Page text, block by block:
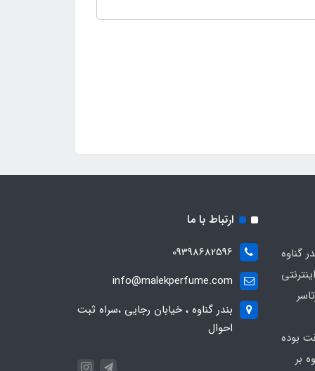
گناوه
بوده
بر
ارتباط با ما
09398682596
info@malekperfume.com
بندر گناوه ، خیابان رجایی ،سراه ثبت
احوال